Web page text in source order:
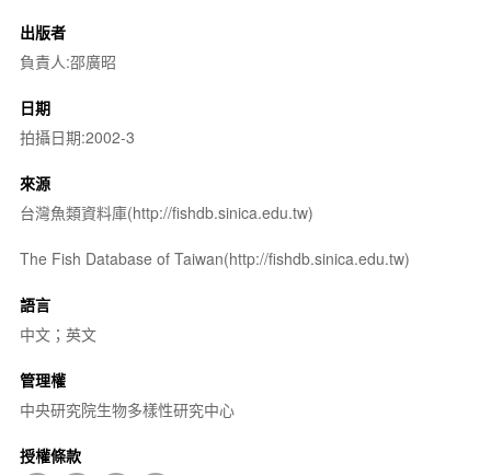
出版者
負責人:邵廣昭
日期
拍攝日期:2002-3
來源
台灣魚類資料庫(http://fishdb.sinica.edu.tw)
The Fish Database of Taiwan(http://fishdb.sinica.edu.tw)
語言
中文；英文
管理權
中央研究院生物多樣性研究中心
授權條款